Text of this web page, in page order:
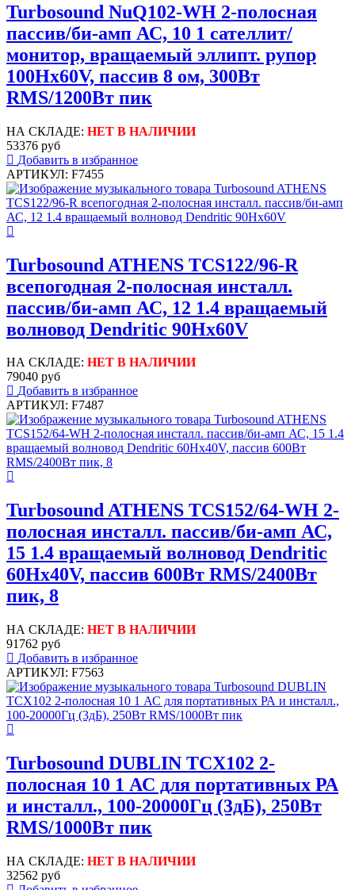
Turbosound NuQ102-WH 2-полосная
пассив/би-амп АС, 10 1 сателлит/
монитор, вращаемый эллипт. рупор
100Hx60V, пассив 8 ом, 300Вт
RMS/1200Вт пик
НА СКЛАДЕ: НЕТ В НАЛИЧИИ
53376 руб
Добавить в избранное
АРТИКУЛ: F7455
Turbosound ATHENS TCS122/96-R
всепогодная 2-полосная инсталл.
пассив/би-амп АС, 12 1.4 вращаемый
волновод Dendritic 90Hx60V
НА СКЛАДЕ: НЕТ В НАЛИЧИИ
79040 руб
Добавить в избранное
АРТИКУЛ: F7487
Turbosound ATHENS TCS152/64-WH 2-
полосная инсталл. пассив/би-амп АС,
15 1.4 вращаемый волновод Dendritic
60Hx40V, пассив 600Вт RMS/2400Вт
пик, 8
НА СКЛАДЕ: НЕТ В НАЛИЧИИ
91762 руб
Добавить в избранное
АРТИКУЛ: F7563
Turbosound DUBLIN TCX102 2-
полосная 10 1 АС для портативных РА
и инсталл., 100-20000Гц (3дБ), 250Вт
RMS/1000Вт пик
НА СКЛАДЕ: НЕТ В НАЛИЧИИ
32562 руб